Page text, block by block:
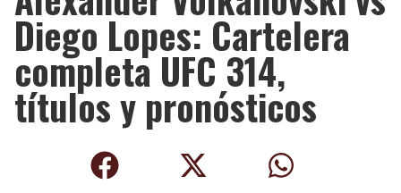
Diego Lopes: Cartelera
completa UFC 314,
títulos y pronósticos